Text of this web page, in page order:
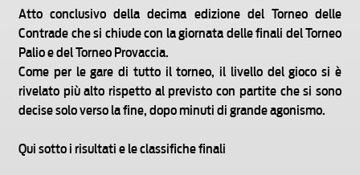
Atto conclusivo della decima edizione del Torneo delle
Contrade che si chiude con la giornata delle finali del Torneo
Palio e del Torneo Provaccia.
Come per le gare di tutto il torneo, il livello del gioco si è
rivelato più alto rispetto al previsto con partite che si sono
decise solo verso la fine, dopo minuti di grande agonismo.
Qui sotto i risultati e le classifiche finali